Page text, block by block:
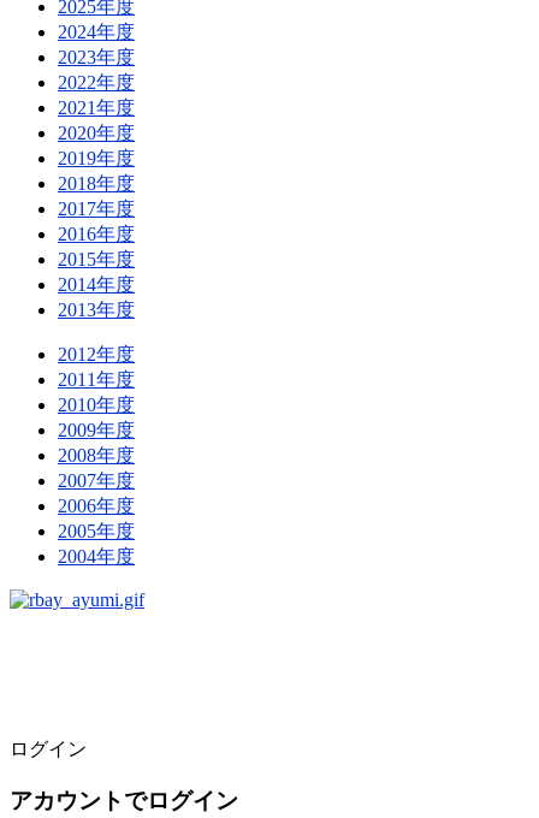
2025年度
2024年度
2023年度
2022年度
2021年度
2020年度
2019年度
2018年度
2017年度
2016年度
2015年度
2014年度
2013年度
2012年度
2011年度
2010年度
2009年度
2008年度
2007年度
2006年度
2005年度
2004年度
ログイン
アカウントでログイン